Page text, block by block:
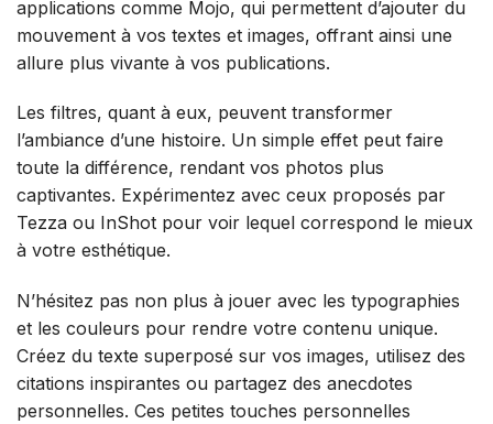
applications comme Mojo, qui permettent d’ajouter du
mouvement à vos textes et images, offrant ainsi une
allure plus vivante à vos publications.
Les filtres, quant à eux, peuvent transformer
l’ambiance d’une histoire. Un simple effet peut faire
toute la différence, rendant vos photos plus
captivantes. Expérimentez avec ceux proposés par
Tezza ou InShot pour voir lequel correspond le mieux
à votre esthétique.
N’hésitez pas non plus à jouer avec les typographies
et les couleurs pour rendre votre contenu unique.
Créez du texte superposé sur vos images, utilisez des
citations inspirantes ou partagez des anecdotes
personnelles. Ces petites touches personnelles